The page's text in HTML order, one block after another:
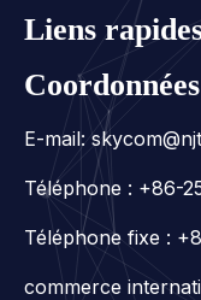
Liens
Coordonnées
E-mail:
Téléphone : +86-
Téléphone fixe :
commerce